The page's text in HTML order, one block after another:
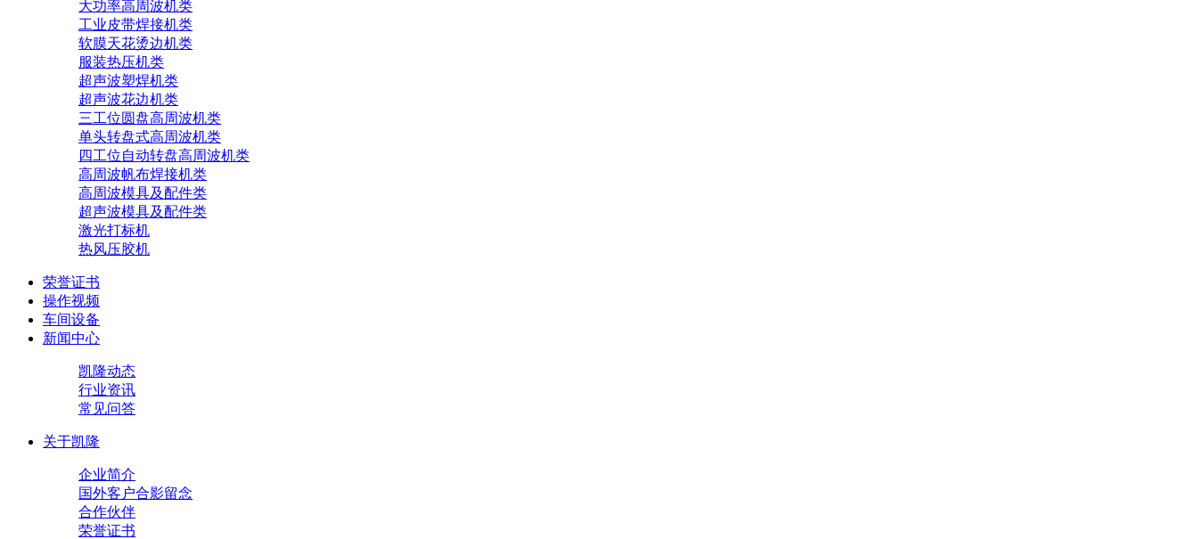
大功率高周波机类
工业皮带焊接机类
软膜天花烫边机类
服装热压机类
超声波塑焊机类
超声波花边机类
三工位圆盘高周波机类
单头转盘式高周波机类
四工位自动转盘高周波机类
高周波帆布焊接机类
高周波模具及配件类
超声波模具及配件类
激光打标机
热风压胶机
荣誉证书
操作视频
车间设备
新闻中心
凯隆动态
行业资讯
常见问答
关于凯隆
企业简介
国外客户合影留念
合作伙伴
荣誉证书